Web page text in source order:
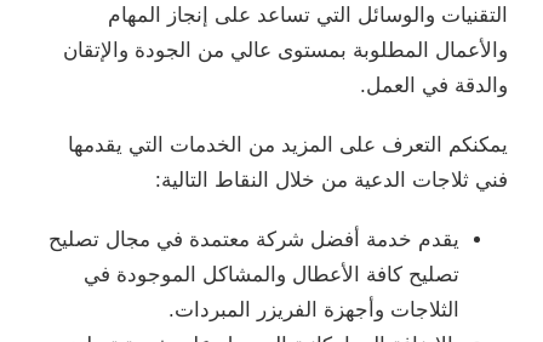
التقنيات والوسائل التي تساعد على إنجاز المهام
والأعمال المطلوبة بمستوى عالي من الجودة والإتقان
والدقة في العمل.
يمكنكم التعرف على المزيد من الخدمات التي يقدمها
فني ثلاجات الدعية من خلال النقاط التالية:
يقدم خدمة أفضل شركة معتمدة في مجال تصليح
تصليح كافة الأعطال والمشاكل الموجودة في
الثلاجات وأجهزة الفريزر المبردات.